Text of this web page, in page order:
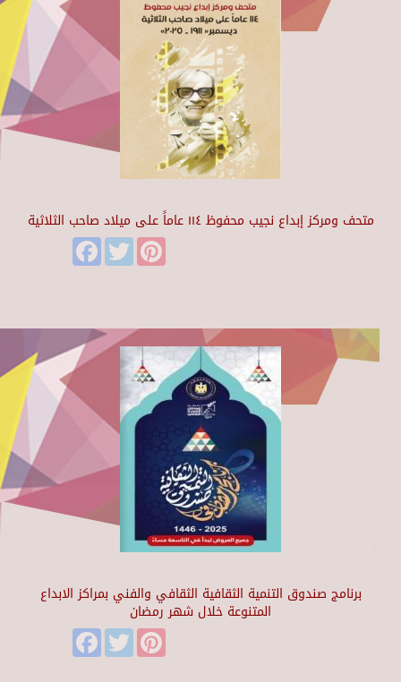
متحف ومركز إبداع نجيب محفوظ ١١٤ عاماً على ميلاد صاحب الثلاثية
FacebookTwitter
برنامج صندوق التنمية الثقافية الثقافي والفني بمراكز الابداع
المتنوعة خلال شهر رمضان
FacebookTwitter